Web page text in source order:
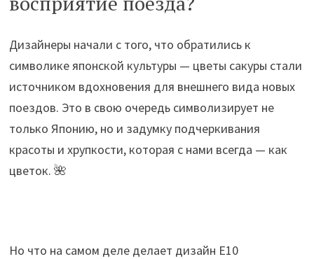
Дизайнеры начали с того, что обратились к
символике японской культуры — цветы сакуры стали
источником вдохновения для внешнего вида новых
поездов. Это в свою очередь символизирует не
только Японию, но и задумку подчеркивания
красоты и хрупкости, которая с нами всегда — как
цветок. 🌺
Но что на самом деле делает дизайн E10